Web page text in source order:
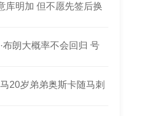
库明加 但不愿先签后换
布朗大概率不会回归 号
20岁弟弟奥斯卡随马刺